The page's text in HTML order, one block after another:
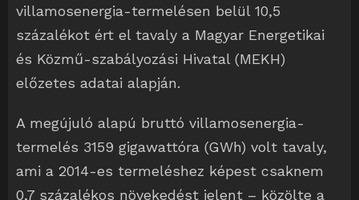
villamosenergia-termelésen belül 10,5
százalékot ért el tavaly a Magyar Energetikai
és Közmű-szabályozási Hivatal (MEKH)
előzetes adatai alapján.
A megújuló alapú bruttó villamosenergia-
termelés 3159 gigawattóra (GWh) volt tavaly,
ami a 2014-es termeléshez képest csaknem
0,7 százalékos növekedést jelent – közölte a